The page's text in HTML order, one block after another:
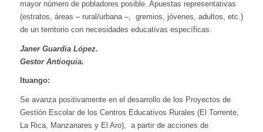
mayor número de pobladores posible. Apuestas representativas
(estratos, áreas – rural/urbana –, gremios, jóvenes, adultos, etc.)
de un territorio con necesidades educativas específicas.
Janer Guardia López.
Gestor Antioquia.​
Ituango:
Se avanza positivamente en el desarrollo de los Proyectos de
Gestión Escolar de los Centros Educativos Rurales (El Torrente,
La Rica, Manzanares y El Aro), a partir de acciones de